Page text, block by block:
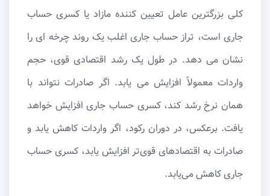
کلی بزرگترین عامل تعیین کننده مازاد یا کسری حساب
جاری است، تراز حساب جاری اغلب یک روند چرخه ای را
نشان می دهد. در طول یک رشد اقتصادی قوی، حجم
واردات معمولاً افزایش می یابد. اگر صادرات نتواند با
همان نرخ رشد کند، کسری حساب جاری افزایش خواهد
یافت. برعکس، در دوران رکود، اگر واردات کاهش یابد و
صادرات به اقتصادهای قوی‌تر افزایش یابد، کسری حساب
جاری کاهش می‌یابد.